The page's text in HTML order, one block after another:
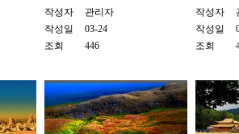
작성자
관리자
작성일
03-24
조회
446
작성자
작성일
조회